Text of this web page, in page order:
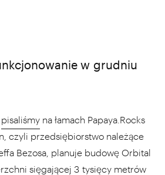
w grudniu
pisaliśmy na łamach Papaya.Rocks
czyli przedsiębiorstwo należące
Bezosa, planuje budowę Orbital
sięgającej 3 tysięcy metrów